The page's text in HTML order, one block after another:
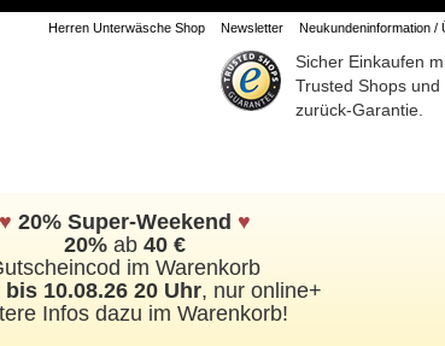
Herren Unterwäsche Shop Newsletter Neukundeninformation /
Sicher Einkaufen
Trusted Shops und
zurück-Garantie.
♥ 20% Super-Weekend ♥
20%ab 40 €
im Warenkorb
10.08.26 20 Uhr, nur online+
Infos dazu im Warenkorb!